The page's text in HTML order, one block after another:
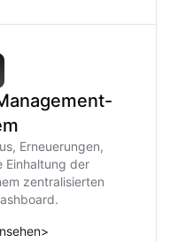
Erneuerungen,
Einhaltung der
zentralisierten
>